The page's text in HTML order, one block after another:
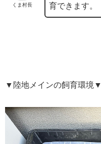
くま村長
育できます。
▼陸地メインの飼育環境▼